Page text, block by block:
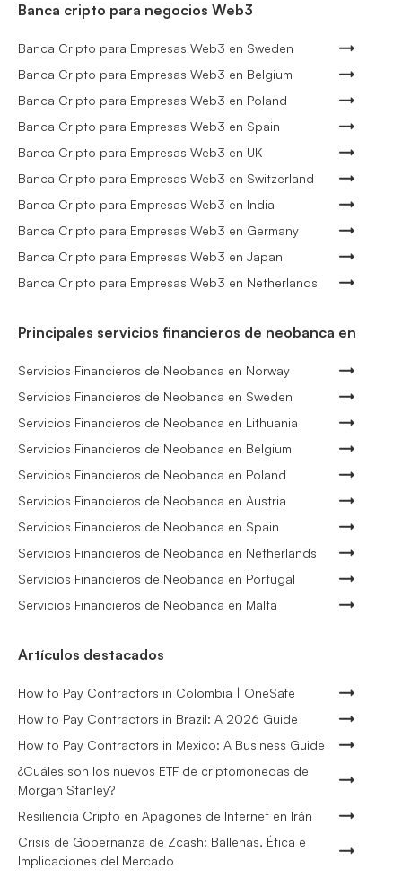
Banca cripto para negocios Web3
Banca Cripto para Empresas Web3 en Sweden
Banca Cripto para Empresas Web3 en Belgium
Banca Cripto para Empresas Web3 en Poland
Banca Cripto para Empresas Web3 en Spain
Banca Cripto para Empresas Web3 en UK
Banca Cripto para Empresas Web3 en Switzerland
Banca Cripto para Empresas Web3 en India
Banca Cripto para Empresas Web3 en Germany
Banca Cripto para Empresas Web3 en Japan
Banca Cripto para Empresas Web3 en Netherlands
Principales servicios financieros de neobanca en
Servicios Financieros de Neobanca en Norway
Servicios Financieros de Neobanca en Sweden
Servicios Financieros de Neobanca en Lithuania
Servicios Financieros de Neobanca en Belgium
Servicios Financieros de Neobanca en Poland
Servicios Financieros de Neobanca en Austria
Servicios Financieros de Neobanca en Spain
Servicios Financieros de Neobanca en Netherlands
Servicios Financieros de Neobanca en Portugal
Servicios Financieros de Neobanca en Malta
Artículos destacados
How to Pay Contractors in Colombia | OneSafe
How to Pay Contractors in Brazil: A 2026 Guide
How to Pay Contractors in Mexico: A Business Guide
¿Cuáles son los nuevos ETF de criptomonedas de
Morgan Stanley?
Resiliencia Cripto en Apagones de Internet en Irán
Crisis de Gobernanza de Zcash: Ballenas, Ética e
Implicaciones del Mercado